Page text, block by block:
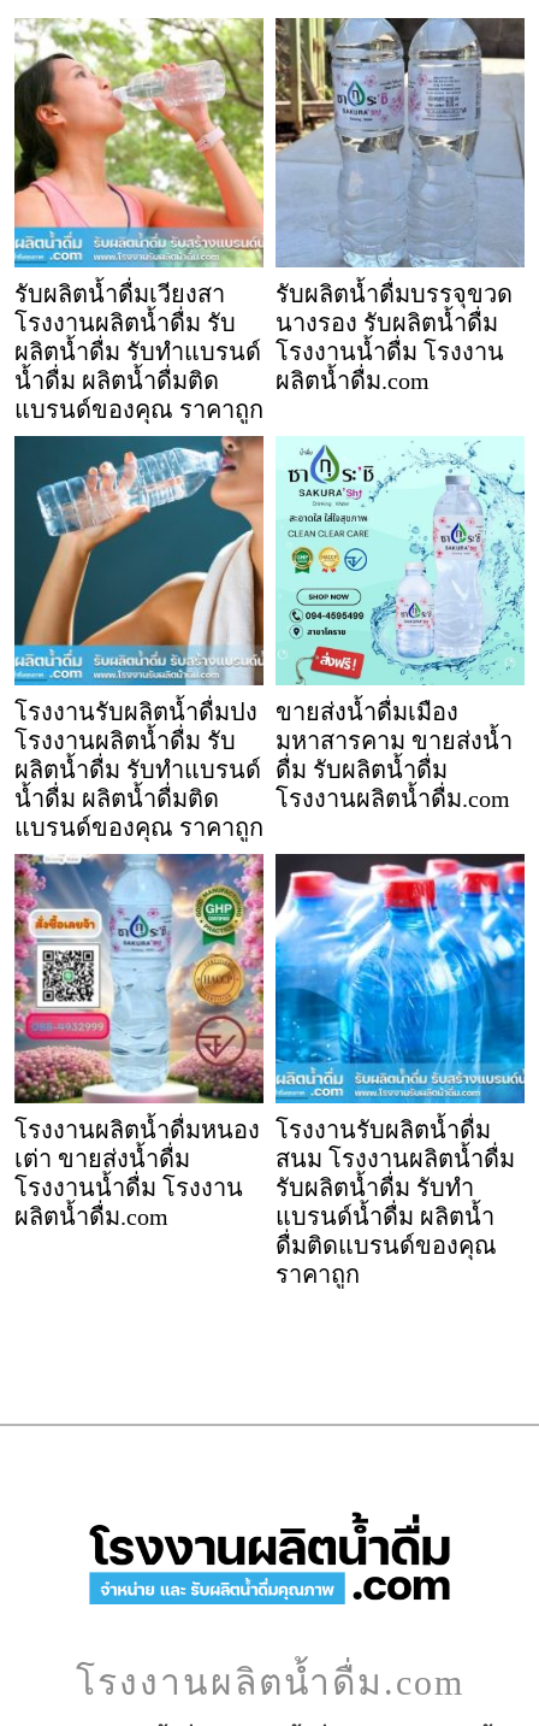
รับผลิตน้ำดื่มเวียงสา
โรงงานผลิตน้ำดื่ม รับ
ผลิตน้ำดื่ม รับทำแบรนด์
น้ำดื่ม ผลิตน้ำดื่มติด
แบรนด์ของคุณ ราคาถูก
รับผลิตน้ำดื่มบรรจุขวด
นางรอง รับผลิตน้ำดื่ม
โรงงานน้ำดื่ม โรงงาน
ผลิตน้ำดื่ม.com
โรงงานรับผลิตน้ำดื่มปง
โรงงานผลิตน้ำดื่ม รับ
ผลิตน้ำดื่ม รับทำแบรนด์
น้ำดื่ม ผลิตน้ำดื่มติด
แบรนด์ของคุณ ราคาถูก
ขายส่งน้ำดื่มเมือง
มหาสารคาม ขายส่งน้ำ
ดื่ม รับผลิตน้ำดื่ม
โรงงานผลิตน้ำดื่ม.com
โรงงานผลิตน้ำดื่มหนอง
เต่า ขายส่งน้ำดื่ม
โรงงานน้ำดื่ม โรงงาน
ผลิตน้ำดื่ม.com
โรงงานรับผลิตน้ำดื่ม
สนม โรงงานผลิตน้ำดื่ม
รับผลิตน้ำดื่ม รับทำ
แบรนด์น้ำดื่ม ผลิตน้ำ
ดื่มติดแบรนด์ของคุณ
ราคาถูก
โรงงานผลิตน้ำดื่ม.com